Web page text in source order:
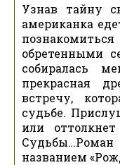
Узнав тайну
американка
обретенными
собиралась
прекрасная
встречу,
судьбе.
или
названием